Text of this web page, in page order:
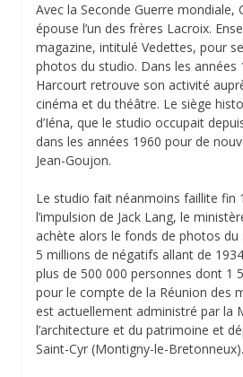
Avec la Seconde Guerre mondiale,
épouse l’un des frères Lacroix.
magazine, intitulé Vedettes, pour
photos du studio. Dans les années
Harcourt retrouve son activité
cinéma et du théâtre. Le siège
d’Iéna, que le studio occupait
dans les années 1960 pour de
Jean-Goujon.
Le studio fait néanmoins faillite fin
l’impulsion de Jack Lang, le
achète alors le fonds de photos
5 millions de négatifs allant de
plus de 500 000 personnes dont 1
pour le compte de la Réunion des
est actuellement administré par la
l’architecture et du patrimoine et
Saint-Cyr (Montigny-le-Bretonneux).